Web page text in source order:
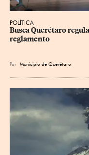
POLÍTICA
Busca Querétaro
reglamento
Por Municipio de Querétaro